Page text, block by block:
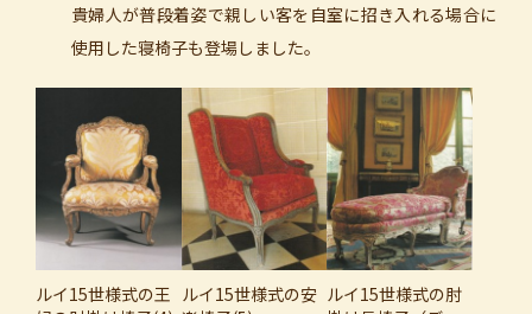
貴婦人が普段着姿で親しい客を自室に招き入れる場合に
使用した寝椅子も登場しました。
ルイ15世様式の王 ルイ15世様式の安 ルイ15世様式の肘